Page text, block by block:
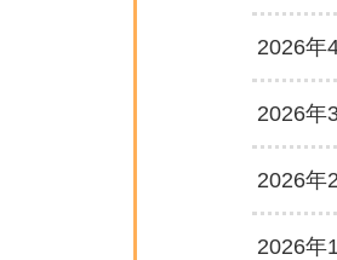
2026年
2026年
2026年
2026年